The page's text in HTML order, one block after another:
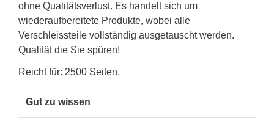
ohne Qualitätsverlust. Es handelt sich um
wiederaufbereitete Produkte, wobei alle
Verschleissteile vollständig ausgetauscht werden.
Qualität die Sie spüren!
Reicht für: 2500 Seiten.
Gut zu wissen